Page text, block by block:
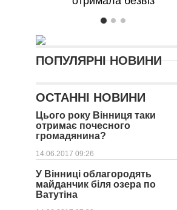
ПОПУЛЯРНІ НОВИНИ
ОСТАННІ НОВИНИ
Цього року Вінниця таки
отримає почесного
громадянина?
14.06.2017 09:26
У Вінниці облагородять
майданчик біля озера по
Ватутіна